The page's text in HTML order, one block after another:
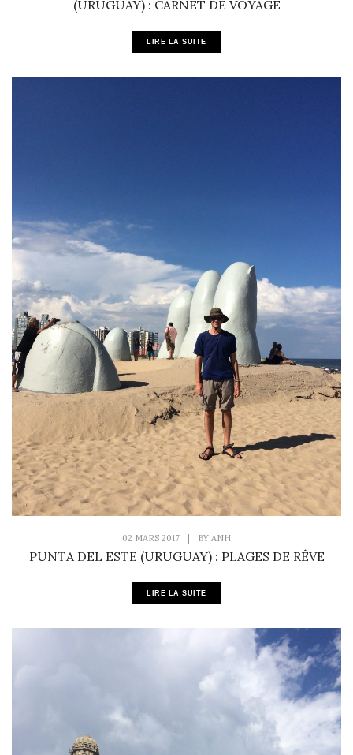
(URUGUAY) : CARNET DE VOYAGE
LIRE LA SUITE
02 MARS 2017 BY ANH
PUNTA DEL ESTE (URUGUAY) : PLAGES DE RÊVE
LIRE LA SUITE